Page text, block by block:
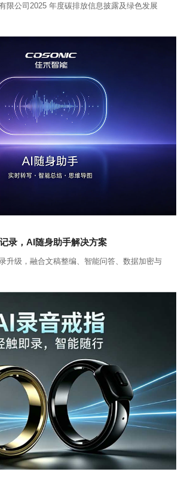
限公司2025 年度碳排放信息披露及绿色发展
录，AI随身助手解决方案
升级，融合文稿整编、智能问答、数据加密与